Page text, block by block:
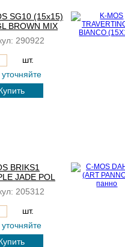
SG10 (15x15)
BROWN MIX
290922
шт.
BRIKS1
JADE POL
205312
шт.